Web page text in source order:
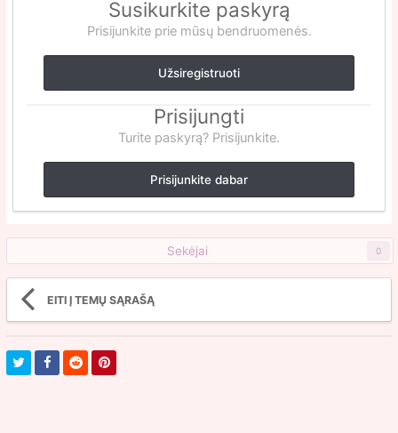
Susikurkite paskyrą
Prisijunkite prie mūsų bendruomenės.
Užsiregistruoti
Prisijungti
Turite paskyrą? Prisijunkite.
Prisijunkite dabar
Sekėjai 0
EITI Į TEMŲ SĄRAŠĄ